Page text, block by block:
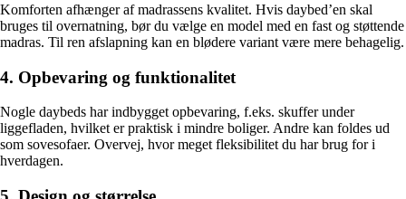
Komforten afhænger af madrassens kvalitet. Hvis daybed’en skal
bruges til overnatning, bør du vælge en model med en fast og støttende
madras. Til ren afslapning kan en blødere variant være mere behagelig.
4. Opbevaring og funktionalitet
Nogle daybeds har indbygget opbevaring, f.eks. skuffer under
liggefladen, hvilket er praktisk i mindre boliger. Andre kan foldes ud
som sovesofaer. Overvej, hvor meget fleksibilitet du har brug for i
hverdagen.